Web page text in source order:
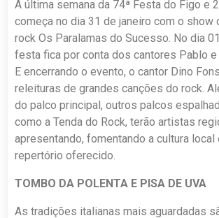
A última semana da 74ª Festa do Figo e
começa no dia 31 de janeiro com o show
rock Os Paralamas do Sucesso. No dia
festa fica por conta dos cantores Pablo e
E encerrando o evento, o cantor Dino
releituras de grandes canções do rock.
do palco principal, outros palcos
como a Tenda do Rock, terão artistas
apresentando, fomentando a cultura local
repertório oferecido.
TOMBO DA POLENTA E PISA DE UVA
As tradições italianas mais aguardadas